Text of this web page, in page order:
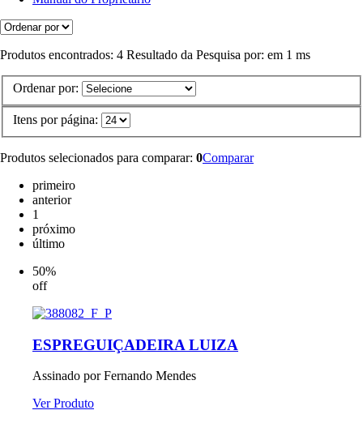
Produtos encontrados: 4 Resultado da Pesquisa por: em 1 ms
Ordenar por:
Itens por página:
Produtos selecionados para comparar: 0Comparar
primeiro
anterior
1
próximo
último
50%
off
ESPREGUIÇADEIRA LUIZA
Assinado por Fernando Mendes
Ver Produto